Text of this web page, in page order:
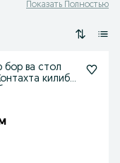
Показать Полностью
ва стол
килиб